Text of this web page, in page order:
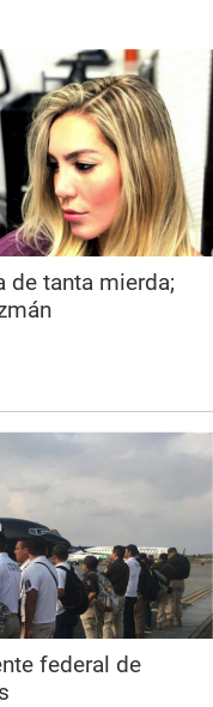
de tanta mierda;
federal de